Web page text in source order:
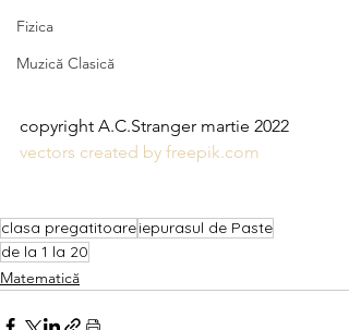
Fizica
Muzică Clasică
copyright A.C.Stranger martie 2022
vectors created by freepik.com
clasa pregatitoareiepurasul de Paste
de la 1 la 20
Matematică